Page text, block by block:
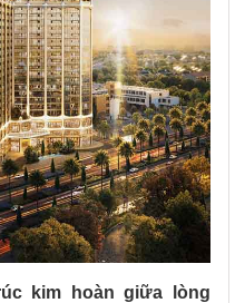
kim hoàn giữa lòng